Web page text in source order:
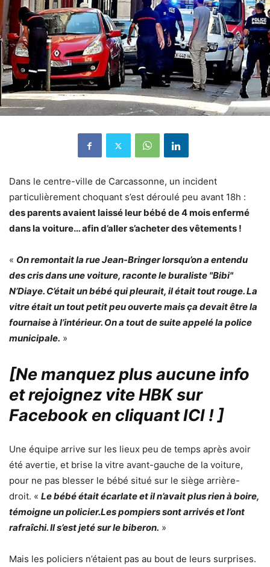
Dans le centre-ville de Carcassonne, un incident
particulièrement choquant s’est déroulé peu avant 18h :
des parents avaient laissé leur bébé de 4 mois enfermé
dans la voiture… afin d’aller s’acheter des vêtements !
« On remontait la rue Jean-Bringer lorsqu’on a entendu
des cris dans une voiture, raconte le buraliste "Bibi"
N’Diaye. C’était un bébé qui pleurait, il était tout rouge. La
vitre était un tout petit peu ouverte mais ça devait être la
fournaise à l’intérieur. On a tout de suite appelé la police
municipale. »
[Ne manquez plus aucune info
et rejoignez vite HBK sur
Facebook en cliquant ICI !]
Une équipe arrive sur les lieux peu de temps après avoir
été avertie, et brise la vitre avant-gauche de la voiture,
pour ne pas blesser le bébé situé sur le siège arrière-
droit. « Le bébé était écarlate et il n’avait plus rien à boire,
témoigne un policier.Les pompiers sont arrivés et l’ont
rafraîchi. Il s’est jeté sur le biberon. »
Mais les policiers n’étaient pas au bout de leurs surprises.